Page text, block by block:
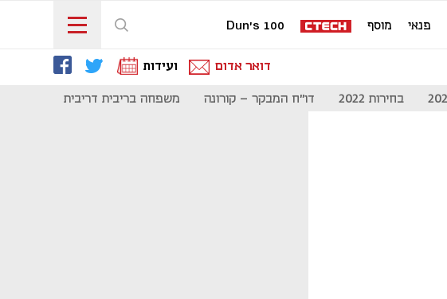
פנאי מוסף Dun's 100
דואר אדום ועידות
בחירות 2022 דו"ח המבקר - קורונה משפחה בריבית דריבית